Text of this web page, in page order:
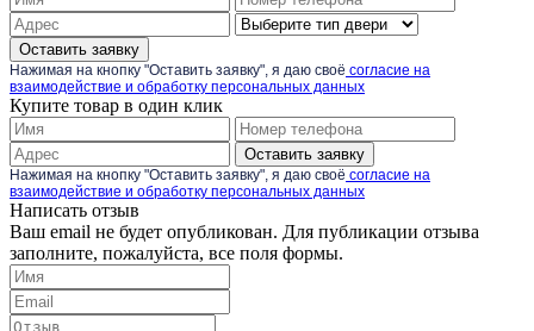
Оставить заявку
Нажимая на кнопку "Оставить заявку", я даю своё согласие на
взаимодействие и обработку персональных данных
Купите товар в один клик
Оставить заявку
Нажимая на кнопку "Оставить заявку", я даю своё согласие на
взаимодействие и обработку персональных данных
Написать отзыв
Ваш email не будет опубликован. Для публикации отзыва
заполните, пожалуйста, все поля формы.